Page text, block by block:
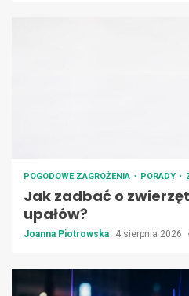
POGODOWE ZAGROŻENIA PORADY
Jak zadbać o
upałów?
Joanna Piotrowska 4 sierpnia 2026